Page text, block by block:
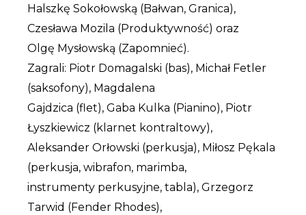
Halszkę Sokołowską (Bałwan, Granica),
Czesława Mozila (Produktywność) oraz
Olgę Mysłowską (Zapomnieć).
Zagrali: Piotr Domagalski (bas), Michał Fetler
(saksofony), Magdalena
Gajdzica (flet), Gaba Kulka (Pianino), Piotr
Łyszkiewicz (klarnet kontraltowy),
Aleksander Orłowski (perkusja), Miłosz Pękala
(perkusja, wibrafon, marimba,
instrumenty perkusyjne, tabla), Grzegorz
Tarwid (Fender Rhodes),